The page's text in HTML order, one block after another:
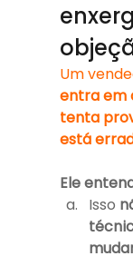
Um
entra em
tenta
está
Ele
Isso